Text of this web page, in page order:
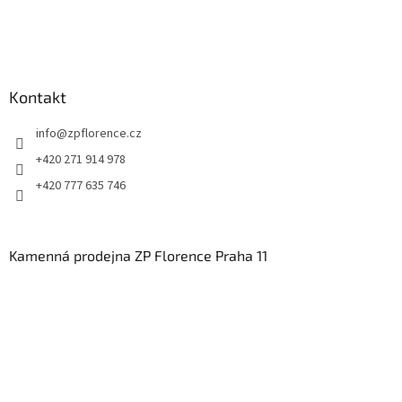
Kontakt
info@zpflorence.cz
+420 271 914 978
+420 777 635 746
Kamenná prodejna ZP Florence Praha 11